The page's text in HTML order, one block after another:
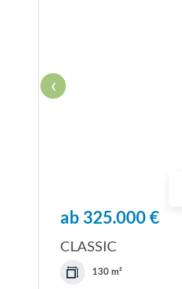
‹
ab 325.000 €
CLASSIC
130 m²